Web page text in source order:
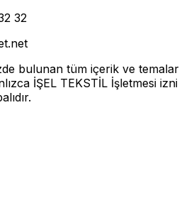
32
bulunan tüm içerik ve temalar
İŞEL TEKSTİL İşletmesi izni